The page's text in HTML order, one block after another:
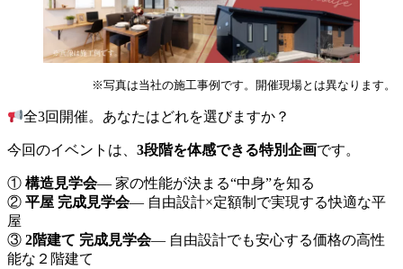
※写真は当社の施工事例です。開催現場とは異なります。
全3回開催。あなたはどれを選びますか？
今回のイベントは、 3段階を体感できる特別企画です。
① 構造見学会― 家の性能が決まる“中身”を知る
② 平屋 完成見学会― 自由設計×定額制で実現する快適な平
屋
③ 2階建て 完成見学会― 自由設計でも安心する価格の高性
能な２階建て